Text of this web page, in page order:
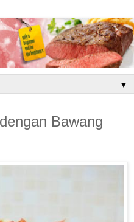
▼
Bawang